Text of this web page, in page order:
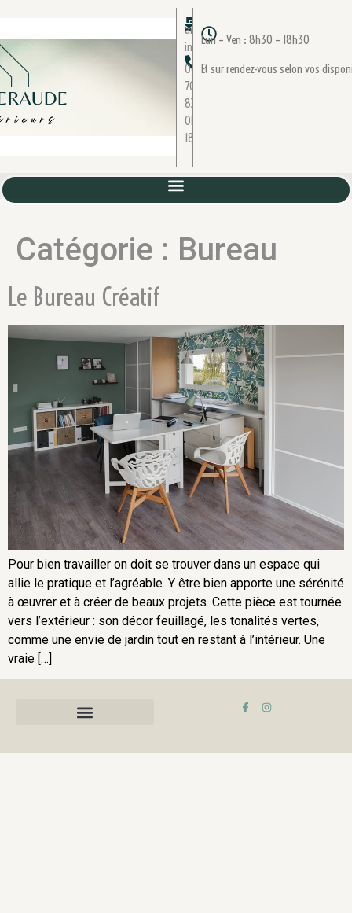
annegouranton@emeraude-
interieurs.com
06
70
83
01
18
Lun – Ven : 8h30 – 18h30
Et sur rendez-vous selon vos
Catégorie : Bureau
Le Bureau Créatif
Pour bien travailler on doit se trouver dans un espace qui
allie le pratique et l’agréable. Y être bien apporte une sérénité
à œuvrer et à créer de beaux projets. Cette pièce est tournée
vers l’extérieur : son décor feuillagé, les tonalités vertes,
comme une envie de jardin tout en restant à l’intérieur. Une
vraie […]